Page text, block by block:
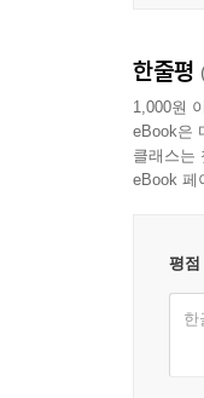
한줄평
1,000원
eBook은
클래스는
eBook 페
평점
한